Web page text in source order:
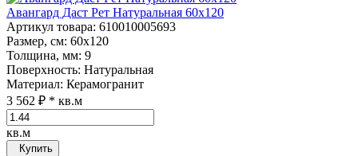
Авангард Даст Рет Натуральная 60x120
Артикул товара: 610010005693
Размер, см: 60x120
Толщина, мм: 9
Поверхность: Натуральная
Материал: Керамогранит
3 562 ₽ * кв.м
кв.м
Купить